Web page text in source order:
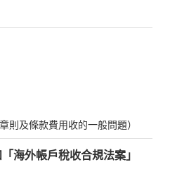
則及條款費用收的一般問題）
海外帳戶稅收合規法案」